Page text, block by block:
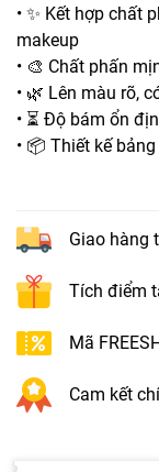
• ✨ Kết hợp chất
makeup
• 🎨 Chất phấn
• 🌿 Lên màu rõ,
• ⏳ Độ bám ổn
• 📦 Thiết kế
Giao hàng
Tích điểm
Mã
Cam kết